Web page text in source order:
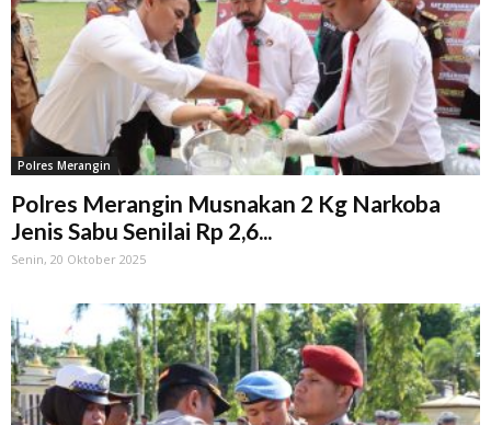
Polres Merangin
Polres Merangin Musnakan 2 Kg Narkoba
Jenis Sabu Senilai Rp 2,6...
Senin, 20 Oktober 2025